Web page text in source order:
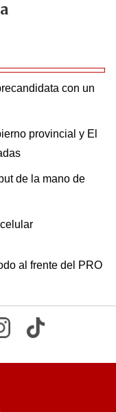
con un
provincial y El
de la mano de
al frente del PRO